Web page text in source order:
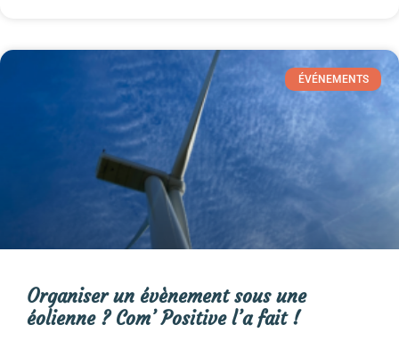
ÉVÉNEMENTS
Organiser un évènement sous une
éolienne ? Com’ Positive l’a fait !